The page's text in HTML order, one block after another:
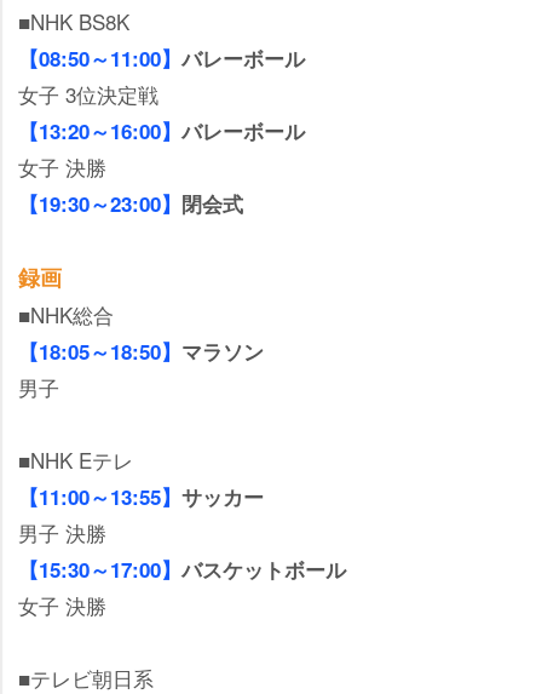
■NHK BS8K
【08:50～11:00】バレーボール
女子 3位決定戦
【13:20～16:00】バレーボール
女子 決勝
【19:30～23:00】 閉会式
録画
■NHK総合
【18:05～18:50】 マラソン
男子
■NHK Eテレ
【11:00～13:55】 サッカー
男子 決勝
【15:30～17:00】バスケットボール
女子 決勝
■テレビ朝日系